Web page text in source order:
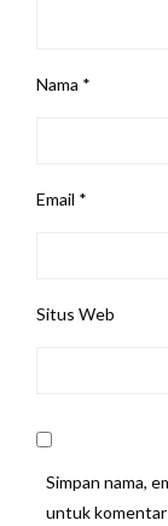
Nama *
Email *
Situs Web
Simpan nama,
untuk